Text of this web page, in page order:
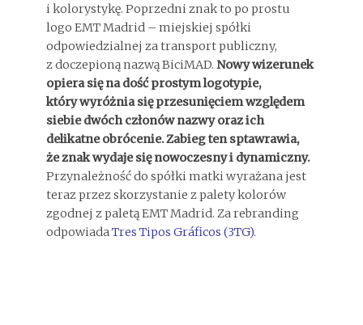
i kolorystykę. Poprzedni znak to po prostu
logo EMT Madrid – miejskiej spółki
odpowiedzialnej za transport publiczny,
z doczepioną nazwą BiciMAD. Nowy wizerunek
opiera się na dość prostym logotypie,
który wyróżnia się przesunięciem względem
siebie dwóch członów nazwy oraz ich
delikatne obrócenie. Zabieg ten sptawrawia,
że znak wydaje się nowoczesny i dynamiczny.
Przynależność do spółki matki wyrażana jest
teraz przez skorzystanie z palety kolorów
zgodnej z paletą EMT Madrid. Za rebranding
odpowiadaTres Tipos Gráficos (3TG).